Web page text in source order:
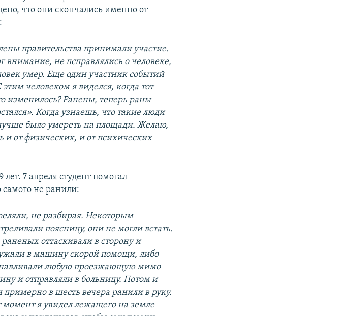
что они скончались именно от
правительства принимали участие.
внимание, не псправлялись о человеке,
умер. Еще один участник событий
человеком я виделся, когда тот
изменилось? Ранены, теперь раны
Когда узнаешь, что такие люди
было умереть на площади. Желаю,
и от физических, и от психических
лет. 7 апреля студент помогал
самого не ранили:
не разбирая. Некоторым
поясницу, они не могли встать.
раненых оттаскивали в сторону и
в машину скорой помощи, либо
любую проезжающую мимо
и отправляли в больницу. Потом и
примерно в шесть вечера ранили в руку.
момент я увидел лежащего на земле